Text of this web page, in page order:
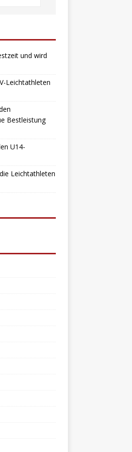
und wird
Leichtathleten
Bestleistung
U14-
Leichtathleten